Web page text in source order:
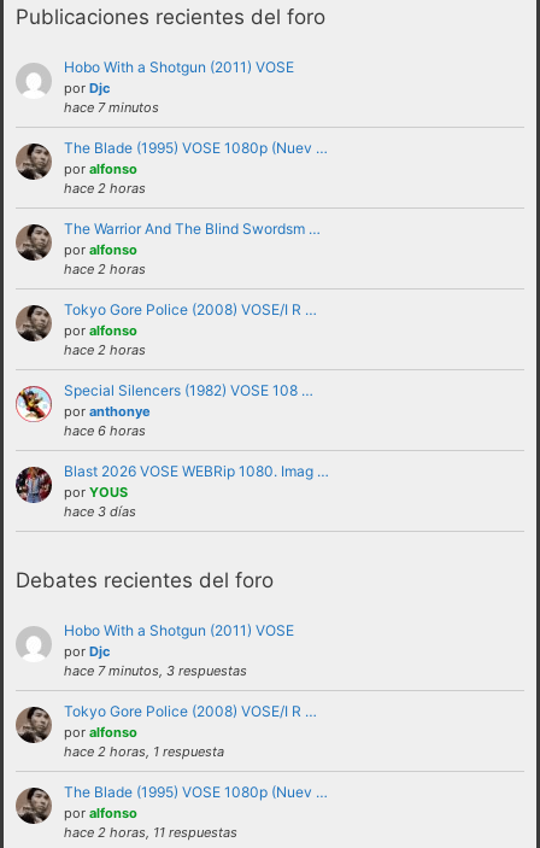
No se debe insultar a ningún usuario bajo
ninguna circunstancia. Se puede criticar,
discutir e intercambiar opiniones sin
necesidad de recurrir al insulto.
No se debe hacer apología de la violencia, ni
de forma verbal ni mostrando insignias,
banderas o similares que puedan
No trasladar a los foros discusiones a nivel
personal con otros usuarios.Estas deben ser
solucionadas en privado y no haciendo
partícipes al resto de personas del foro.
No revelar ni hacer público en el foro la
identidad o datos personales de ningún
participante sin su consentimiento, como por
ejemplo direcciones de email, ip’s externas,
etc
Publicaciones recientes del foro
Hobo With a Shotgun (2011) VOSE
por Djc
hace 7 minutos
The Blade (1995) VOSE 1080p (Nuev …
por alfonso
hace 2 horas
The Warrior And The Blind Swordsm …
por alfonso
hace 2 horas
Tokyo Gore Police (2008) VOSE/I R …
por alfonso
hace 2 horas
Special Silencers (1982) VOSE 108 …
por anthonye
hace 6 horas
Blast 2026 VOSE WEBRip 1080. Imag …
por YOUS
hace 3 días
Debates recientes del foro
Hobo With a Shotgun (2011) VOSE
por Djc
hace 7 minutos, 3 respuestas
Tokyo Gore Police (2008) VOSE/I R …
por alfonso
hace 2 horas, 1 respuesta
The Blade (1995) VOSE 1080p (Nuev …
por alfonso
hace 2 horas, 11 respuestas